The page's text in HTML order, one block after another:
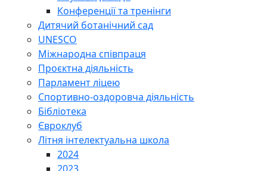
Конференції та тренінги
Дитячий ботанічний сад
UNESCO
Міжнародна співпраця
Проєктна діяльність
Парламент ліцею
Спортивно-оздоровча діяльність
Бібліотека
Євроклуб
Літня інтелектуальна школа
2024